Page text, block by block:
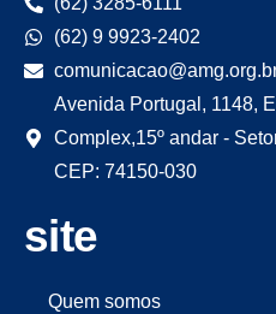
(62) 9 9923-2402
Avenida Portugal, 1148,
Complex,15º andar -
CEP: 74150-030
site
Quem somos